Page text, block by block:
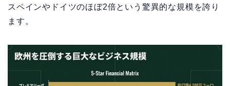
スペインやドイツのほぼ2倍という驚異的な規模を誇り
ます。